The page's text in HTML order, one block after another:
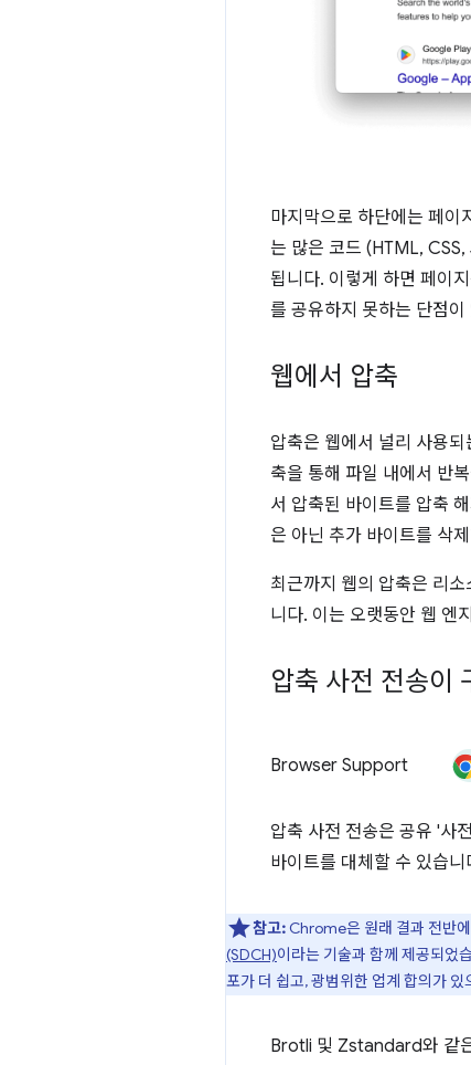
마지막으로 하단에는 페이
는 많은 코드 (HTML,
됩니다. 이렇게 하면 페이
를 공유하지 못하는 단점이
웹에서 압축
압축은 웹에서 널리 사용
축을 통해 파일 내에서 반
서 압축된 바이트를 압축
은 아닌 추가 바이트를 삭
최근까지 웹의 압축은 리
니다. 이는 오랫동안 웹 엔
압축 사전 전송이
Browser Support
압축 사전 전송은 공유 '사
바이트를 대체할 수 있습니
참고: Chrome은 원래 결과 전반
(SDCH)이라는 기술과 함께 제공되었
포가 더 쉽고, 광범위한 업계 합의가
Brotli 및 Zstandard와 같